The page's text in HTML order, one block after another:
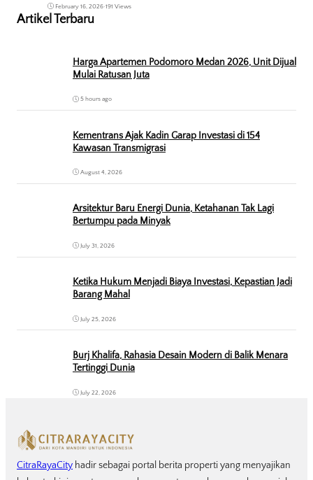
February 16, 2026•191 Views
Artikel Terbaru
Harga Apartemen Podomoro Medan 2026, Unit Dijual
Mulai Ratusan Juta
5 hours ago
Kementrans Ajak Kadin Garap Investasi di 154
Kawasan Transmigrasi
August 4, 2026
Arsitektur Baru Energi Dunia, Ketahanan Tak Lagi
Bertumpu pada Minyak
July 31, 2026
Ketika Hukum Menjadi Biaya Investasi, Kepastian Jadi
Barang Mahal
July 25, 2026
Burj Khalifa, Rahasia Desain Modern di Balik Menara
Tertinggi Dunia
July 22, 2026
CitraRayaCity hadir sebagai portal berita properti yang menyajikan